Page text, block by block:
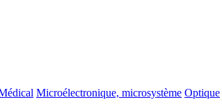
Microélectronique, microsystème Optique